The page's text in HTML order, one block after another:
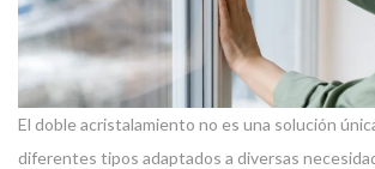
El doble acristalamiento no es una solución
diferentes tipos adaptados a diversas